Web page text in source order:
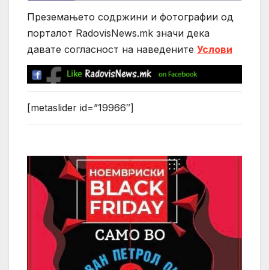
Преземањето содржини и фотографии од
порталот RadovisNews.mk значи дека
давате согласност на нaведените Услови
[metaslider id=”19966″]